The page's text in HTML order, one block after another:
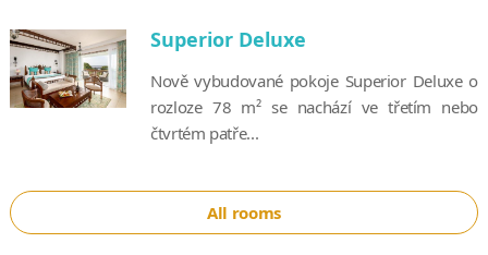
Superior Deluxe
Nově vybudované pokoje Superior Deluxe o
rozloze 78 m² se nachází ve třetím nebo
čtvrtém patře...
All rooms